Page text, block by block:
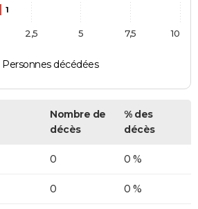
1
Personnes décédées
10
2,5 5 7,5
Nombre de
décès
% des
décès
0 0 %
0 0 %